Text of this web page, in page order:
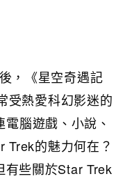
，《星空奇遇記
受熱愛科幻影迷的
腦遊戲、小說、
Trek的魅力何在？
有些關於Star Trek